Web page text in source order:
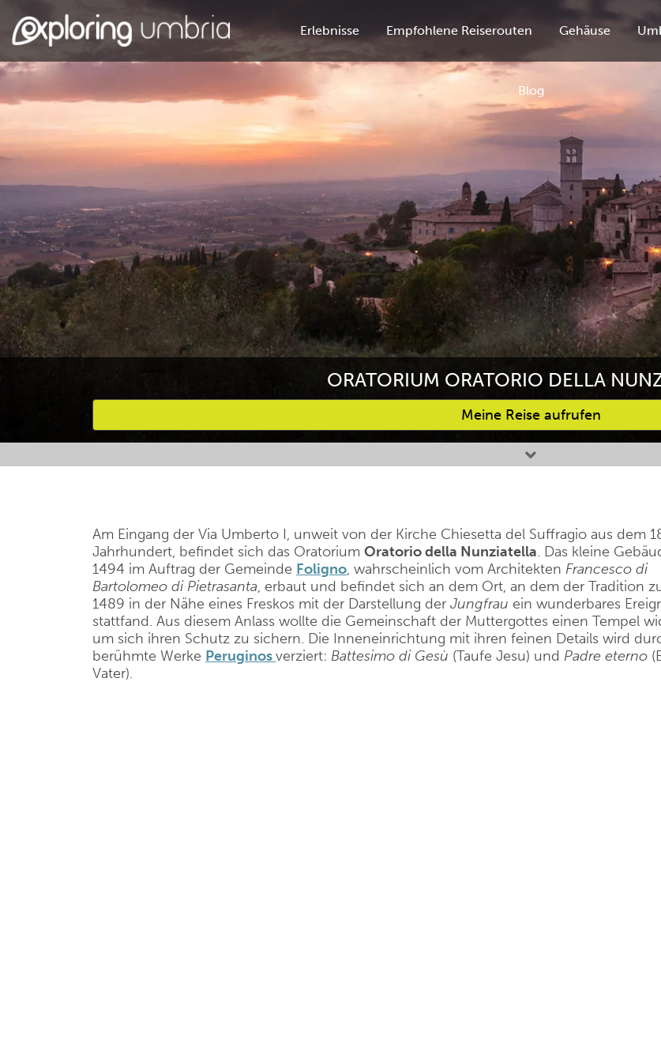
Erlebnisse Empfohlene Reiserouten Gehäuse
Blog
ORATORIUM ORATORIO DELLA
Meine Reise aufrufen
Bevorzugte Aktivitäten
Am Eingang der Via Umberto I, unweit von der Kirche Chiesetta del Suffragio aus dem
Jahrhundert, befindet sich das Oratorium Oratorio della Nunziatella. Das kleine
1494 im Auftrag der Gemeinde Foligno, wahrscheinlich vom Architekten Francesco di
Bartolomeo di Pietrasanta, erbaut und befindet sich an dem Ort, an dem der Tradition
1489 in der Nähe eines Freskos mit der Darstellung der Jungfrau ein wunderbares
stattfand. Aus diesem Anlass wollte die Gemeinschaft der Muttergottes einen Tempel
um sich ihren Schutz zu sichern. Die Inneneinrichtung mit ihren feinen Details wird
berühmte Werke Peruginosverziert: Battesimo di Gesù (Taufe Jesu) und Padre eterno
Vater).